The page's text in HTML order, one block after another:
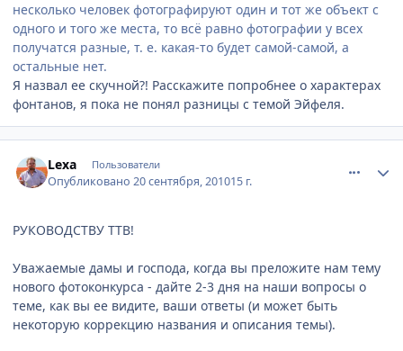
несколько человек фотографируют один и тот же объект с
одного и того же места, то всё равно фотографии у всех
получатся разные, т. е. какая-то будет самой-самой, а
остальные нет.
Я назвал ее скучной?! Расскажите попробнее о характерах
фонтанов, я пока не понял разницы с темой Эйфеля.
Lexa Пользователи
Опубликовано20 сентября, 201015 г.
РУКОВОДСТВУ ТТВ!
Уважаемые дамы и господа, когда вы преложите нам тему
нового фотоконкурса - дайте 2-3 дня на наши вопросы о
теме, как вы ее видите, ваши ответы (и может быть
некоторую коррекцию названия и описания темы).